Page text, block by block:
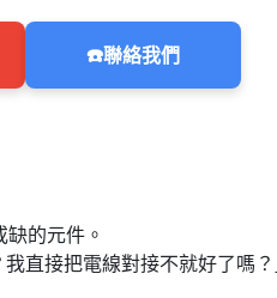
☎️聯絡我們
的元件。
直接把電線對接不就好了嗎？